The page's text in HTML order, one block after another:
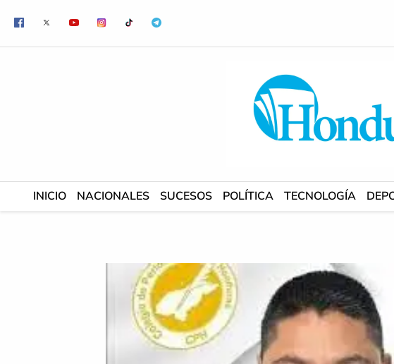
contenido
INICIO NACIONALES SUCESOS POLÍTICA TECNOLOGÍA